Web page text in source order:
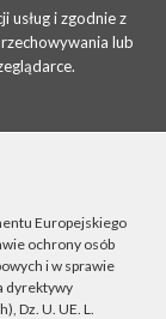
usług i zgodnie z
lub
Europejskiego
ochrony osób
i w sprawie
dyrektywy
Dz. U. UE. L.